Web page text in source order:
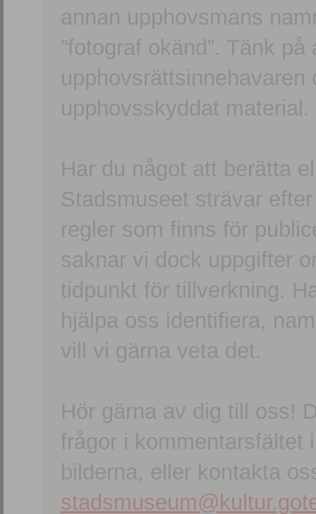
annan upphovsmans
”fotograf okänd”. Tänk
upphovsskyddat material.
Har du något att berätta
Stadsmuseet strävar
regler som finns för
saknar vi dock uppgifter
tidpunkt för tillverkning.
hjälpa oss identifiera,
vill vi gärna veta det.
Hör gärna av dig till oss!
frågor i kommentarsfältet
bilderna, eller kontakta